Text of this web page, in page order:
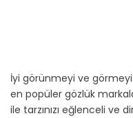
İyi görünmeyi ve görmeyi
en popüler gözlük
ile tarzınızı eğlenceli ve